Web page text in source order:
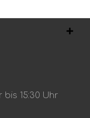
15:30 Uhr